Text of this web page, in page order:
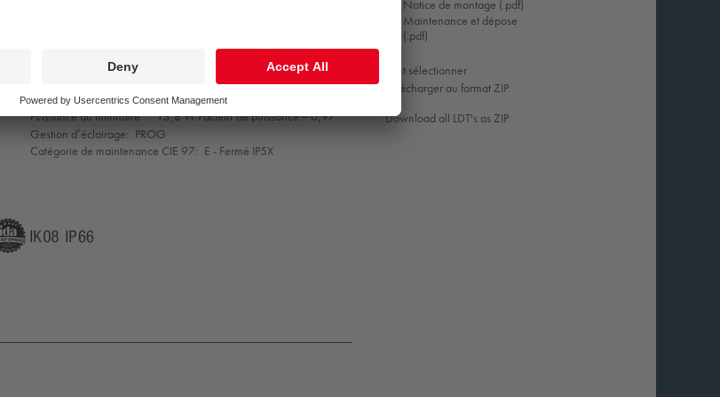
Notice de montage (.pdf)
Maintenance et dépose
(.pdf)
Tout sélectionner
Télécharger au format ZIP
Download all LDT's as ZIP
1 x 87500875 LCO 14/100-500/38 NF C ADV3
Température de couleur*:
Tolérance de la couleur (MacAdam intial): 5
Vie utile nominale (B10)*: L90 100000 h à 25 °C
Puissance du luminaire*: 13,8 W Facteur de puissance = 0,97
Gestion d’éclairage: PROG
Catégorie de maintenance CIE 97: E - Fermé IP5X